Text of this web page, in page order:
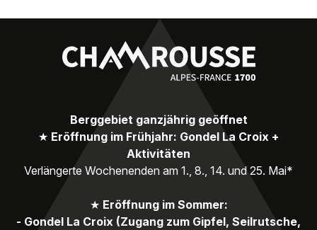
Berggebiet ganzjährig geöffnet
★ Eröffnung im Frühjahr: Gondel La Croix +
Aktivitäten
Verlängerte Wochenenden am 1., 8., 14. und 25. Mai*
★ Eröffnung im Sommer:
- Gondel La Croix (Zugang zum Gipfel, Seilrutsche,